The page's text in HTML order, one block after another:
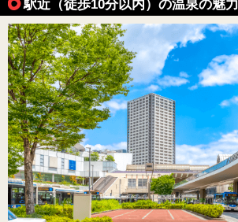
駅近（徒歩10分以内）の温泉の魅力